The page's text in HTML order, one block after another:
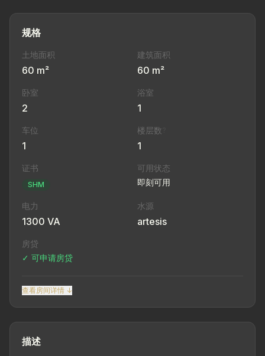
规格
土地面积
60 m²
建筑面积
60 m²
卧室
2
浴室
1
车位
1
楼层数
1
证书
SHM
可用状态
即刻可用
电力
1300 VA
水源
artesis
房贷
✓ 可申请房贷
查看房间详情 ↓
描述